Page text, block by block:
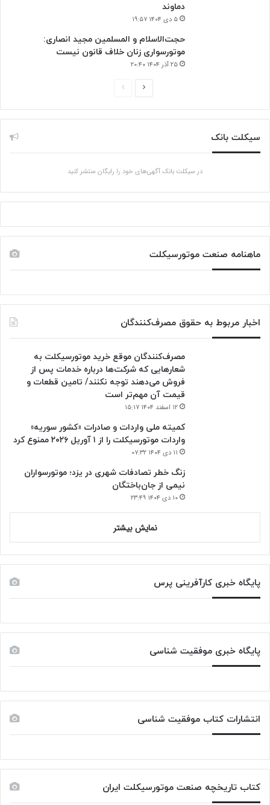
دماوند
۵ دی ۱۴۰۴ ۱۹:۵۷
حجت‌الاسلام و المسلمین مجید انصاری:
موتورسواری زنان خلاف قانون نیست
۲۵ آذر ۱۴۰۴ ۲۰:۴۰
صفحه
صفحه
سیکلت بانک
در سیکلت بانک آگهی‌های خود را رایگان منتشر کنید
ماهنامه صنعت موتورسیکلت
اخبار مربوط به حقوق مصرف‌کنندگان
مصرف‌کنندگان موقع خرید موتورسیکلت به
شعارهایی که شرکت‌ها درباره خدمات پس از
فروش می‌دهند توجه نکنند/ تامین قطعات و
قیمت آن مهم‌تر است
۱۲ اسفند ۱۴۰۴ ۱۵:۱۷
کمیته ملی واردات و صادرات «کشور سوریه»
واردات موتورسیکلت را از ۱ آوریل ۲۰۲۶ ممنوع کرد
۱۱ دی ۱۴۰۴ ۰۷:۳۲
زنگ خطر تصادفات شهری در یزد؛ موتورسواران
نیمی از جان‌باختگان
۱۰ دی ۱۴۰۴ ۲۳:۴۹
نمایش بیشتر
پایگاه خبری کارآفرینی پرس
پایگاه خبری موفقیت شناسی
انتشارات کتاب موفقیت شناسی
کتاب تاریخچه صنعت موتورسیکلت ایران